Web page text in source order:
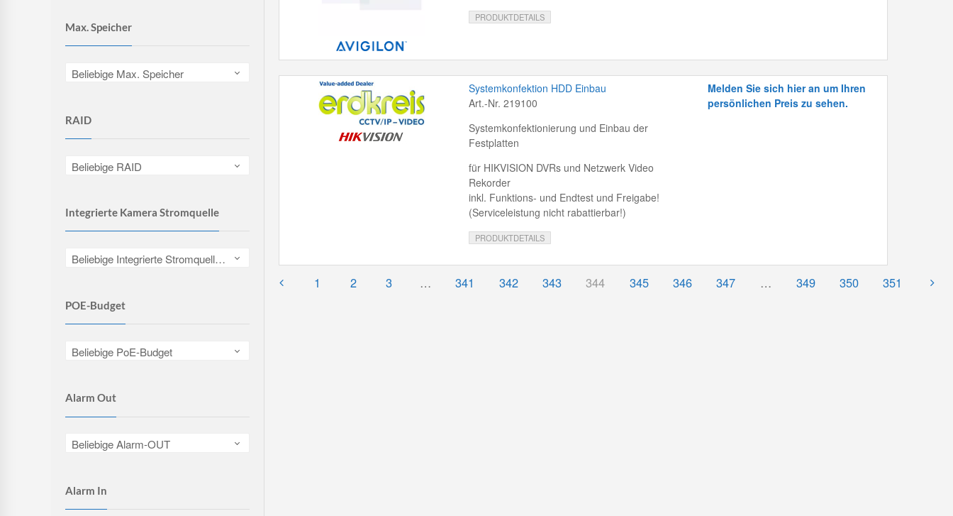
Max. Speicher
Beliebige Max. Speicher
RAID
Beliebige RAID
Integrierte Kamera Stromquelle
Beliebige Integrierte Stromquelle für Kamera
POE-Budget
Beliebige PoE-Budget
Alarm Out
Beliebige Alarm-OUT
Alarm In
PRODUKTDETAILS
Systemkonfektion HDD Einbau
Art.-Nr. 219100
Systemkonfektionierung und Einbau der
Festplatten
für HIKVISION DVRs und Netzwerk Video
Rekorder
inkl. Funktions- und Endtest und Freigabe!
(Serviceleistung nicht rabattierbar!)
PRODUKTDETAILS
Melden Sie sich hier an um Ihren
persönlichen Preis zu sehen.
1 2 3 … 341 342 343 344 345 346 347 … 349 350 351